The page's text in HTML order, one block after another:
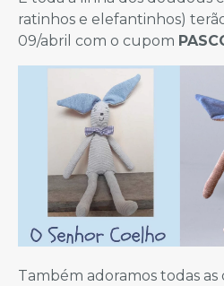
ratinhos e elefantinhos)
09/abril com o cupom
Também adoramos todas as